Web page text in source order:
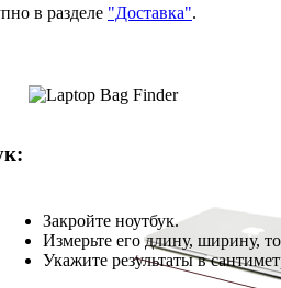
в разделе "Доставка".
Закройте ноутбук.
Измерьте его длину, ширину,
Укажите результаты в